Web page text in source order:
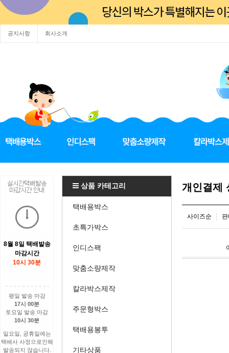
공지사항 회사소개
8월 8일 택배발송
마감시간
10시 30분
평일 발송 마감
17시 00분
토요일 발송 마감
10시 30분
일요일, 공휴일에는
택배사 사정으로인해
발송되지 않습니다.
상품 카테고리
택배용박스
초특가박스
인디스팩
맞춤소량제작
칼라박스제작
주문형박스
택배용봉투
기타상품
개인결제
사이즈순